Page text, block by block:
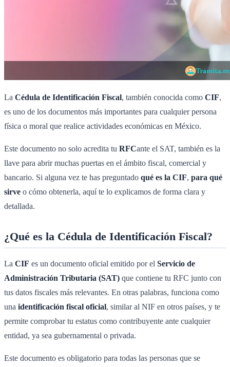
La Cédula de Identificación Fiscal, también conocida como CIF,
es uno de los documentos más importantes para cualquier persona
física o moral que realice actividades económicas en México.
Este documento no solo acredita tu RFCante el SAT, también es la
llave para abrir muchas puertas en el ámbito fiscal, comercial y
bancario. Si alguna vez te has preguntado qué es la CIF, para qué
sirve o cómo obtenerla, aquí te lo explicamos de forma clara y
detallada.
¿Qué es la Cédula de Identificación Fiscal?
La CIF es un documento oficial emitido por el Servicio de
Administración Tributaria (SAT) que contiene tu RFC junto con
tus datos fiscales más relevantes. En otras palabras, funciona como
una identificación fiscal oficial, similar al NIF en otros países, y te
permite comprobar tu estatus como contribuyente ante cualquier
entidad, ya sea gubernamental o privada.
Este documento es obligatorio para todas las personas que se